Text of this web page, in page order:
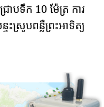
ាបទឹក 10 ម៉ែត្រ ការ
ះស្រូបពន្លឺព្រះអាទិត្យ